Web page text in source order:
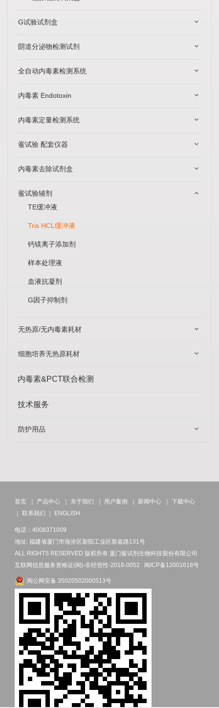
G试验试剂盒
阴道分泌物检测试剂
全自动内毒素检测系统
内毒素 Endotoxin
内毒素定量检测系统
鲎试验 配套仪器
内毒素去除试剂盒
鲎试验辅剂
TE缓冲液
Tris HCL缓冲液
钙镁离子添加剂
样本处理液
血液抗凝剂
G因子抑制剂
无热原/无内毒素耗材
细胞培养无热原耗材
内毒素&PCT联合检测
技术服务
防护用品
首页 ｜ 产品中心 ｜ 关于我们 ｜ 用户案例 ｜ 新闻中心 ｜ 下载中心
｜ 联系我们 ｜ ENGLISH
电话：4008371009
地址: 福建省厦门市海沧区新阳工业区新嘉路131号
ALL RIGHTS RESERVED 版权所有 厦门鲎试剂生物科技股份有限公司
互联网信息服务资格证(闽)-非经营性-2018-0052 闽ICP备12001618号
闽公网安备 35020502000513号